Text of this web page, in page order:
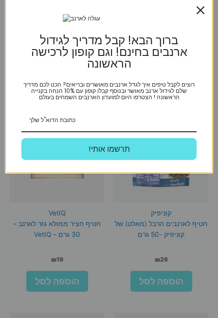
הוספה לסל הוספה לסל
קוניפיק
חטיף לארנבים הרבל (מאלט) של
קוניפיק -50 גרם
₪26
הוספה לסל
VetIQ
חטיף חציר ממולא גזר לארנב –
30 גרם – VetIQ
₪19
הוספה לסל
ברוך הבא! קבל מדריך לגידול
ארנבים בחינם! וגם קופון לרכישה
הראשונה
רוצים לקבל טיפים איך לגדל ארנבים מאושרים ובריאים? הכנו לכם מדריך
שלם לגידול ארנב מאושר ובנוסף קבלו קופון עם 10% הנחה בקנייה
הראשונה ! הצטרפו היום למועדון הארנבים השמחים בעולם
!תרשמו אותי